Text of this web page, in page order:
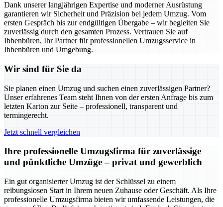
Dank unserer langjährigen Expertise und moderner Ausrüstung
garantieren wir Sicherheit und Präzision bei jedem Umzug. Vom
ersten Gespräch bis zur endgültigen Übergabe – wir begleiten Sie
zuverlässig durch den gesamten Prozess. Vertrauen Sie auf
Ibbenbüren, Ihr Partner für professionellen Umzugsservice in
Ibbenbüren und Umgebung.
Wir sind für Sie da
Sie planen einen Umzug und suchen einen zuverlässigen Partner?
Unser erfahrenes Team steht Ihnen von der ersten Anfrage bis zum
letzten Karton zur Seite – professionell, transparent und
termingerecht.
Jetzt schnell vergleichen
Ihre professionelle Umzugsfirma für zuverlässige
und pünktliche Umzüge – privat und gewerblich
Ein gut organisierter Umzug ist der Schlüssel zu einem
reibungslosen Start in Ihrem neuen Zuhause oder Geschäft. Als Ihre
professionelle Umzugsfirma bieten wir umfassende Leistungen, die